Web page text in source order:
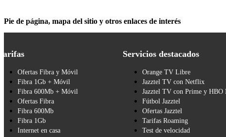
Pie de página, mapa del sitio y otros enlaces de interés
Ofertas Fibra y Móvil
Fibra 1Gb + Móvil
Fibra 600Mb + Móvil
Ofertas Fibra
Fibra 600Mb
Fibra 1Gb
Internet en casa
Servicios destacados
Orange TV Libre
Jazztel TV con Netflix
Jazztel TV con Prime y HBO
Fútbol Jazztel
Ofertas Jazztel
Tarifas Roaming
Test de velocidad